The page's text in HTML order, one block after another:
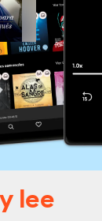
lee